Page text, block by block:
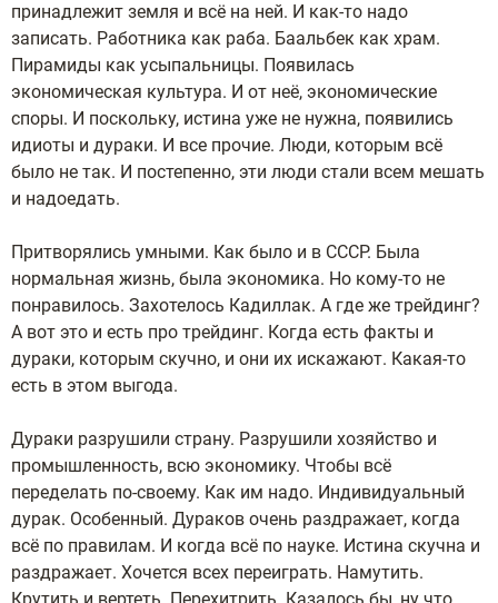
принадлежит земля и всё на ней. И как-то надо
записать. Работника как раба. Баальбек как храм.
Пирамиды как усыпальницы. Появилась
экономическая культура. И от неё, экономические
споры. И поскольку, истина уже не нужна, появились
идиоты и дураки. И все прочие. Люди, которым всё
было не так. И постепенно, эти люди стали всем мешать
и надоедать.
Притворялись умными. Как было и в СССР. Была
нормальная жизнь, была экономика. Но кому-то не
понравилось. Захотелось Кадиллак. А где же трейдинг?
А вот это и есть про трейдинг. Когда есть факты и
дураки, которым скучно, и они их искажают. Какая-то
есть в этом выгода.
Дураки разрушили страну. Разрушили хозяйство и
промышленность, всю экономику. Чтобы всё
переделать по-своему. Как им надо. Индивидуальный
дурак. Особенный. Дураков очень раздражает, когда
всё по правилам. И когда всё по науке. Истина скучна и
раздражает. Хочется всех переиграть. Намутить.